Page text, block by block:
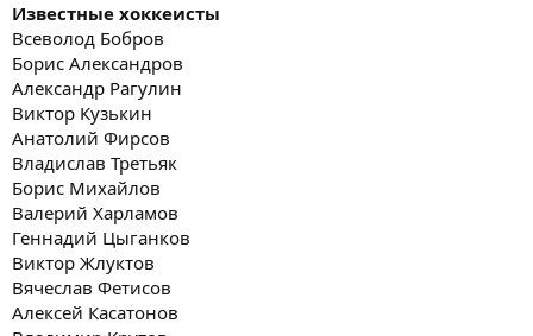
Известные хоккеисты
Всеволод Бобров
Борис Александров
Александр Рагулин
Виктор Кузькин
Анатолий Фирсов
Владислав Третьяк
Борис Михайлов
Валерий Харламов
Геннадий Цыганков
Виктор Жлуктов
Вячеслав Фетисов
Алексей Касатонов